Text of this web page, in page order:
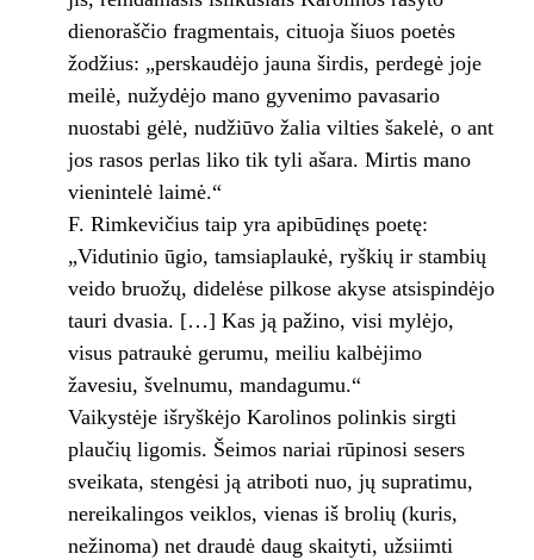
dienoraščio fragmentais, cituoja šiuos poetės
žodžius: „perskaudėjo jauna širdis, perdegė joje
meilė, nužydėjo mano gyvenimo pavasario
nuostabi gėlė, nudžiūvo žalia vilties šakelė, o ant
jos rasos perlas liko tik tyli ašara. Mirtis mano
vienintelė laimė.“
F. Rimkevičius taip yra apibūdinęs poetę:
„Vidutinio ūgio, tamsiaplaukė, ryškių ir stambių
veido bruožų, didelėse pilkose akyse atsispindėjo
tauri dvasia. […] Kas ją pažino, visi mylėjo,
visus patraukė gerumu, meiliu kalbėjimo
žavesiu, švelnumu, mandagumu.“
Vaikystėje išryškėjo Karolinos polinkis sirgti
plaučių ligomis. Šeimos nariai rūpinosi sesers
sveikata, stengėsi ją atriboti nuo, jų supratimu,
nereikalingos veiklos, vienas iš brolių (kuris,
nežinoma) net draudė daug skaityti, užsiimti